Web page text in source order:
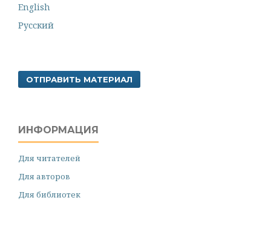
English
Русский
ОТПРАВИТЬ МАТЕРИАЛ
ИНФОРМАЦИЯ
Для читателей
Для авторов
Для библиотек